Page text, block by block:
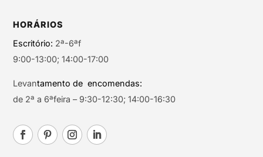
HORÁRIOS
Escritório: 2ª-6ªf
9:00-13:00; 14:00-17:00
Levantamento de encomendas:
de 2ª a 6ªfeira – 9:30-12:30; 14:00-16:30